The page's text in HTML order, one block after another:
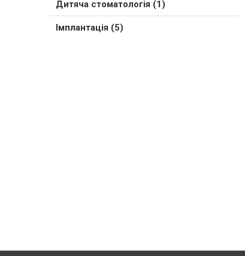
Дитяча стоматологія (1)
Імплантація (5)